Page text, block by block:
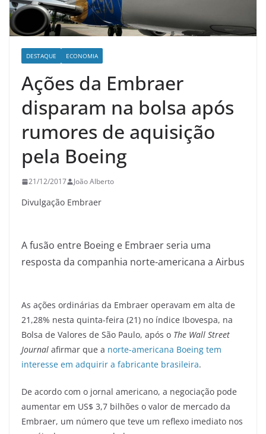
DESTAQUE ECONOMIA
Ações da Embraer
disparam na bolsa após
rumores de aquisição
pela Boeing
21/12/2017 João Alberto
Divulgação Embraer
Afusão entre Boeing e Embraer seria uma
resposta da companhia norte-americana a Airbus
As ações ordinárias da Embraer operavam em alta de
21,28% nesta quinta-feira (21) no índice Ibovespa, na
Bolsa de Valores de São Paulo, após o The Wall Street
Journal afirmar que a norte-americana Boeing tem
interesse em adquirir a fabricante brasileira.
De acordo com o jornal americano, a negociação pode
aumentar em US$ 3,7 bilhões o valor de mercado da
Embraer, um número que teve um reflexo imediato nos